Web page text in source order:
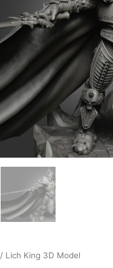
/ Lich King 3D Model